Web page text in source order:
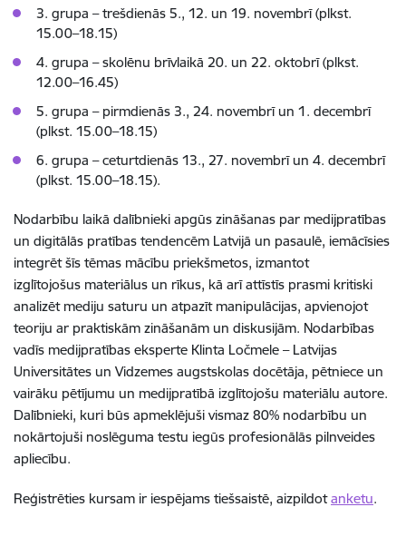
3. grupa – trešdienās 5., 12. un 19. novembrī (plkst.
15.00–18.15)
4. grupa – skolēnu brīvlaikā 20. un 22. oktobrī (plkst.
12.00–16.45)
5. grupa – pirmdienās 3., 24. novembrī un 1. decembrī
(plkst. 15.00–18.15)
6. grupa – ceturtdienās 13., 27. novembrī un 4. decembrī
(plkst. 15.00–18.15).
Nodarbību laikā dalībnieki apgūs zināšanas par medijpratības
un digitālās pratības tendencēm Latvijā un pasaulē, iemācīsies
integrēt šīs tēmas mācību priekšmetos, izmantot
izglītojošus materiālus un rīkus, kā arī attīstīs prasmi kritiski
analizēt mediju saturu un atpazīt manipulācijas, apvienojot
teoriju ar praktiskām zināšanām un diskusijām. Nodarbības
vadīs medijpratības eksperte Klinta Ločmele – Latvijas
Universitātes un Vidzemes augstskolas docētāja, pētniece un
vairāku pētījumu un medijpratībā izglītojošu materiālu autore.
Dalībnieki, kuri būs apmeklējuši vismaz 80% nodarbību un
nokārtojuši noslēguma testu iegūs profesionālās pilnveides
apliecību.
Reģistrēties kursam ir iespējams tiešsaistē, aizpildotanketu.